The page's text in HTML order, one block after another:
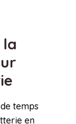
la
temps
en